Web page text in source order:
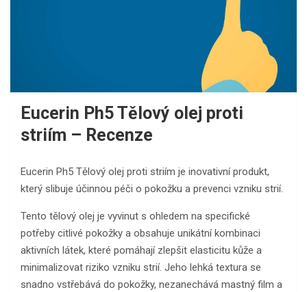
Eucerin Ph5 Tělový olej proti
striím – Recenze
Eucerin Ph5 Tělový olej proti striím je inovativní produkt,
který slibuje účinnou péči o pokožku a prevenci vzniku strií.
Tento tělový olej je vyvinut s ohledem na specifické
potřeby citlivé pokožky a obsahuje unikátní kombinaci
aktivních látek, které pomáhají zlepšit elasticitu kůže a
minimalizovat riziko vzniku strií. Jeho lehká textura se
snadno vstřebává do pokožky, nezanechává mastný film a